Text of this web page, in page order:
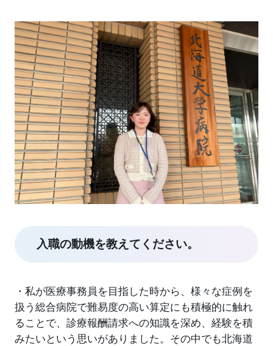
入職の動機を教えてください。
・私が医療事務員を目指した時から、様々な症例を
扱う総合病院で難易度の高い算定にも積極的に触れ
ることで、診療報酬請求への知識を深め、経験を積
みたいという思いがありました。その中でも北海道